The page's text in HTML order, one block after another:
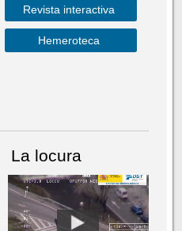
Revista interactiva
Hemeroteca
La locura